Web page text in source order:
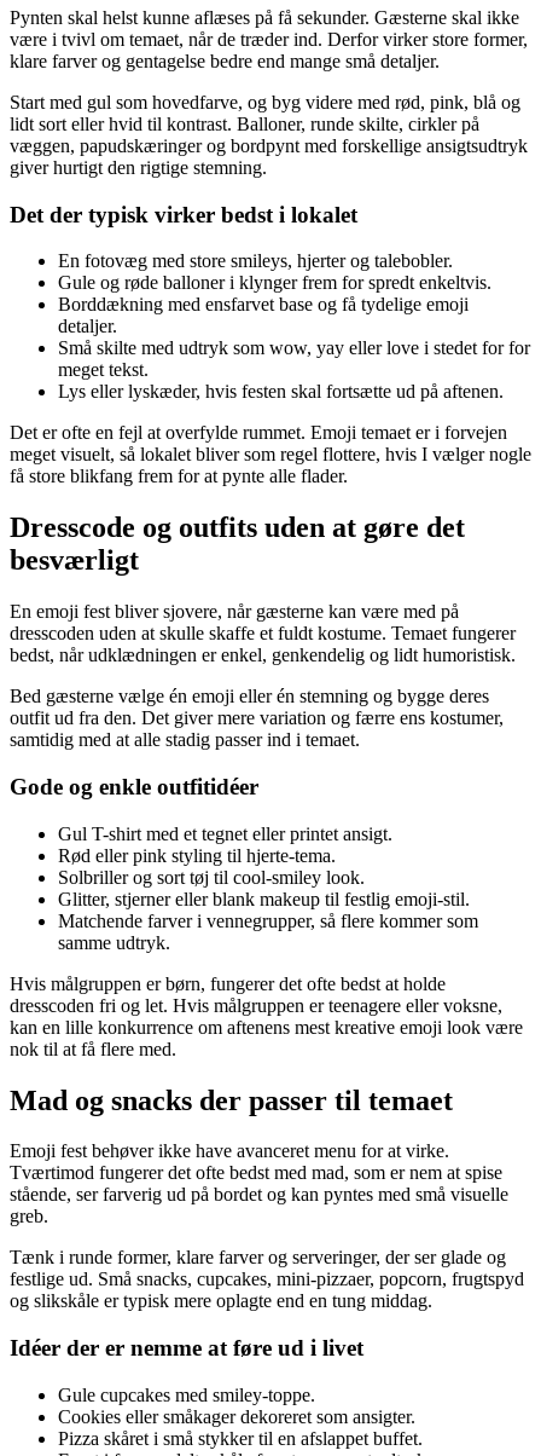
Pynten skal helst kunne aflæses på få sekunder. Gæsterne skal ikke
være i tvivl om temaet, når de træder ind. Derfor virker store former,
klare farver og gentagelse bedre end mange små detaljer.
Start med gul som hovedfarve, og byg videre med rød, pink, blå og
lidt sort eller hvid til kontrast. Balloner, runde skilte, cirkler på
væggen, papudskæringer og bordpynt med forskellige ansigtsudtryk
giver hurtigt den rigtige stemning.
Det der typisk virker bedst i lokalet
En fotovæg med store smileys, hjerter og talebobler.
Gule og røde balloner i klynger frem for spredt enkeltvis.
Borddækning med ensfarvet base og få tydelige emoji
detaljer.
Små skilte med udtryk som wow, yay eller love i stedet for for
meget tekst.
Lys eller lyskæder, hvis festen skal fortsætte ud på aftenen.
Det er ofte en fejl at overfylde rummet. Emoji temaet er i forvejen
meget visuelt, så lokalet bliver som regel flottere, hvis I vælger nogle
få store blikfang frem for at pynte alle flader.
Dresscode og outfits uden at gøre det
besværligt
En emoji fest bliver sjovere, når gæsterne kan være med på
dresscoden uden at skulle skaffe et fuldt kostume. Temaet fungerer
bedst, når udklædningen er enkel, genkendelig og lidt humoristisk.
Bed gæsterne vælge én emoji eller én stemning og bygge deres
outfit ud fra den. Det giver mere variation og færre ens kostumer,
samtidig med at alle stadig passer ind i temaet.
Gode og enkle outfitidéer
Gul T-shirt med et tegnet eller printet ansigt.
Rød eller pink styling til hjerte-tema.
Solbriller og sort tøj til cool-smiley look.
Glitter, stjerner eller blank makeup til festlig emoji-stil.
Matchende farver i vennegrupper, så flere kommer som
samme udtryk.
Hvis målgruppen er børn, fungerer det ofte bedst at holde
dresscoden fri og let. Hvis målgruppen er teenagere eller voksne,
kan en lille konkurrence om aftenens mest kreative emoji look være
nok til at få flere med.
Mad og snacks der passer til temaet
Emoji fest behøver ikke have avanceret menu for at virke.
Tværtimod fungerer det ofte bedst med mad, som er nem at spise
stående, ser farverig ud på bordet og kan pyntes med små visuelle
greb.
Tænk i runde former, klare farver og serveringer, der ser glade og
festlige ud. Små snacks, cupcakes, mini-pizzaer, popcorn, frugtspyd
og slikskåle er typisk mere oplagte end en tung middag.
Idéer der er nemme at føre ud i livet
Gule cupcakes med smiley-toppe.
Cookies eller småkager dekoreret som ansigter.
Pizza skåret i små stykker til en afslappet buffet.